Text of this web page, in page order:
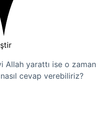
Allah yarattı ise o zaman
cevap verebiliriz?